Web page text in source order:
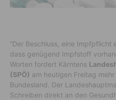
“Der Beschluss, eine Impfpflicht
dass genügend Impfstoff
Worten fordert Kärntens
(SPÖ) am heutigen Freitag
Bundesland. Der
Schreiben direkt an den